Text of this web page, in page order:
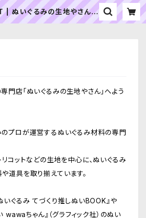
| ぬいぐるみの生地やさん｜
」の布地・材料の通販専門店
門店「ぬいぐるみの生地やさん」へよう
プロが運営するぬいぐるみ材料の専門
リコットなどの生地を中心に、ぬいぐるみ
道具を取り揃えています。
いぐるみ てづくり推しぬいBOOK』や
wawaちゃん』（グラフィック社）のぬい